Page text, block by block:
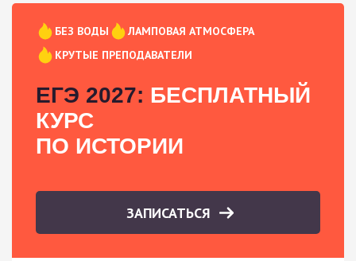
БЕЗ ВОДЫ
ЛАМПОВАЯ АТМОСФЕРА
КРУТЫЕ ПРЕПОДАВАТЕЛИ
ЕГЭ 2027: БЕСПЛАТНЫЙ
КУРС
ПО ИСТОРИИ
ЗАПИСАТЬСЯ